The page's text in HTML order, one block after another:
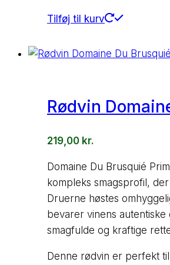
Tilføj til kurv
Rødvin
219,00 kr.
Domaine Du Brusquié
kompleks smagsprofil,
Druerne høstes
bevarer vinens
smagfulde og kraftige
Denne rødvin er perfekt